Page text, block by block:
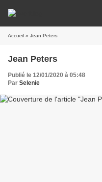
Accueil » Jean Peters
Jean Peters
Publié le 12/01/2020 à 05:48
Par Selenie